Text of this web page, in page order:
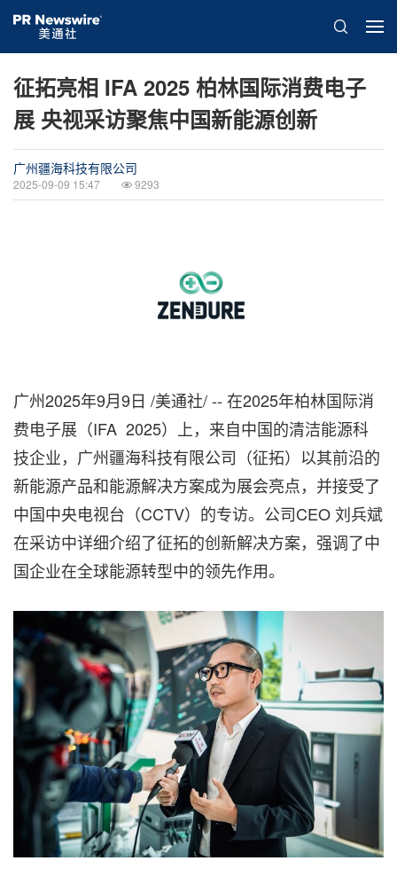
征拓亮相 IFA 2025 柏林国际消费电子
展 央视采访聚焦中国新能源创新
广州疆海科技有限公司
2025-09-09 15:47 9293
广州2025年9月9日 /美通社/ -- 在2025年柏林国际消
费电子展（IFA 2025）上，来自中国的清洁能源科
技企业，广州疆海科技有限公司（征拓）以其前沿的
新能源产品和能源解决方案成为展会亮点，并接受了
中国中央电视台（CCTV）的专访。公司CEO 刘兵斌
在采访中详细介绍了征拓的创新解决方案，强调了中
国企业在全球能源转型中的领先作用。